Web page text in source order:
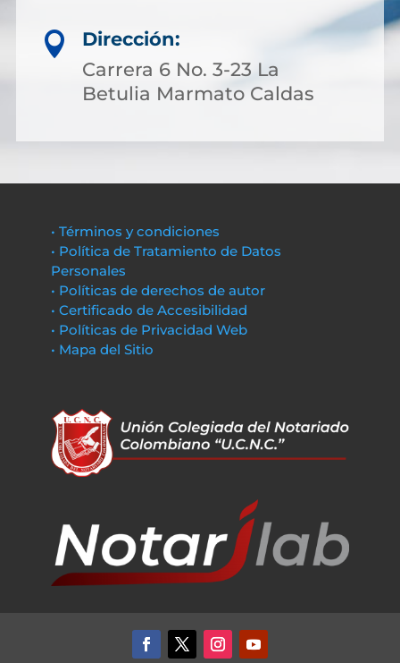

Dirección:
Carrera 6 No. 3-23 La
Betulia Marmato Caldas
• Términos y condiciones
• Política de Tratamiento de Datos
Personales
• Políticas de derechos de autor
• Certificado de Accesibilidad
• Políticas de Privacidad Web
• Mapa del Sitio